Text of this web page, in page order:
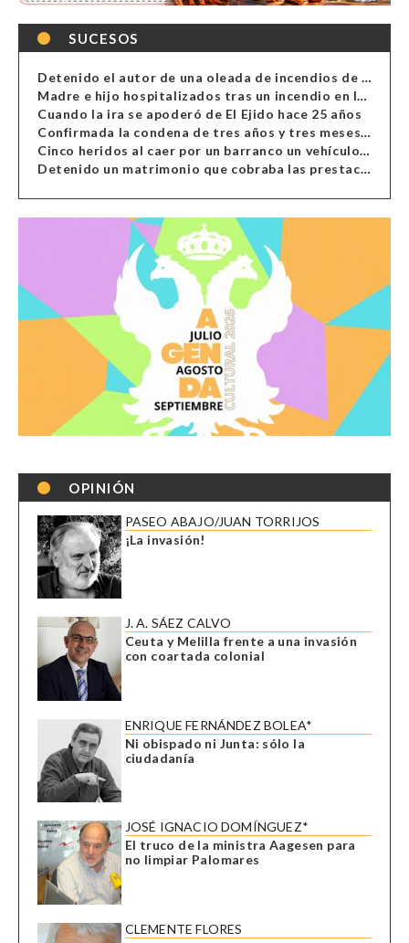
SUCESOS
Detenido el autor de una oleada de incendios de contenedores en Almería
Madre e hijo hospitalizados tras un incendio en la cocina de una vivienda en Almería
Cuando la ira se apoderó de El Ejido hace 25 años
Confirmada la condena de tres años y tres meses al hombre de Antas acusado de xenofobia
Cinco heridos al caer por un barranco un vehículo en Alcolea
Detenido un matrimonio que cobraba las prestaciones de ilegales en Almería, Granada, Málaga, Huelva y Murcia
OPINIÓN
PASEO ABAJO/JUAN TORRIJOS
¡La invasión!
J. A. SÁEZ CALVO
Ceuta y Melilla frente a una invasión
con coartada colonial
ENRIQUE FERNÁNDEZ BOLEA*
Ni obispado ni Junta: sólo la
ciudadanía
JOSÉ IGNACIO DOMÍNGUEZ*
El truco de la ministra Aagesen para
no limpiar Palomares
CLEMENTE FLORES